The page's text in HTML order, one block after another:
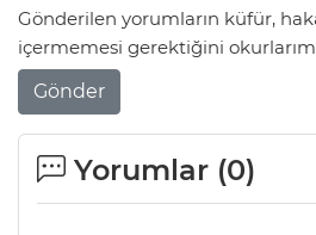
Gönderilen yorumların küfür,
içermemesi gerektiğini
Gönder
Yorumlar (0)